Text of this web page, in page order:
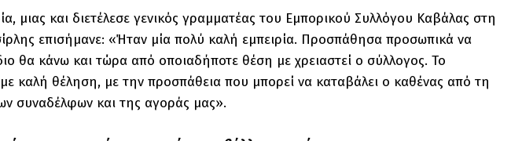
μιας και διετέλεσε γενικός γραμματέας του Εμπορικού Συλλόγου Καβάλας στη
επισήμανε: «Ήταν μία πολύ καλή εμπειρία. Προσπάθησα προσωπικά να
θα κάνω και τώρα από οποιαδήποτε θέση με χρειαστεί ο σύλλογος. Το
καλή θέληση, με την προσπάθεια που μπορεί να καταβάλει ο καθένας από τη
συναδέλφων και της αγοράς μας».